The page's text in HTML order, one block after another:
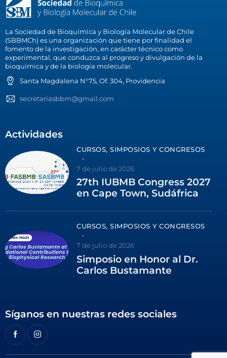
La Sociedad de Bioquímica y Biología Molecular de Chile
(SBBMCh) es una organización que tiene por finalidad el
fomento de la investigación, en carácter técnico como
experimental, que conduzca al progreso y divulgación de la
bioquímica y de la biología molecular.
Santa Magdalena N°75, Of. 304, Providencia
secretariasbbm@gmail.com
Actividades
CURSOS, SIMPOSIOS Y CONGRESOS
7 de julio de 2026
27th IUBMB Congress 2027
en Cape Town, Sudáfrica
CURSOS, SIMPOSIOS Y CONGRESOS
7 de julio de 2026
Simposio en Honor al Dr.
Carlos Bustamante
Síganos en nuestras redes sociales